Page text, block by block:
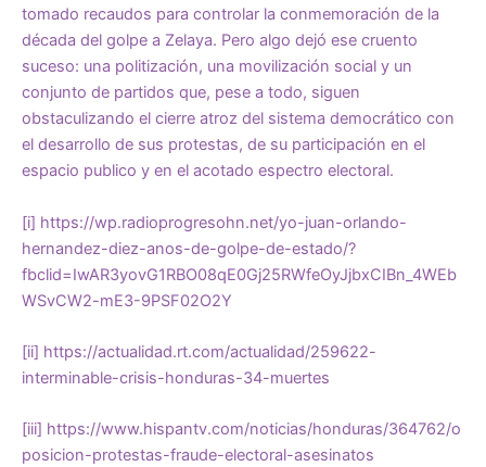
tomado recaudos para controlar la conmemoración de la
década del golpe a Zelaya. Pero algo dejó ese cruento
suceso: una politización, una movilización social y un
conjunto de partidos que, pese a todo, siguen
obstaculizando el cierre atroz del sistema democrático con
el desarrollo de sus protestas, de su participación en el
espacio publico y en el acotado espectro electoral.
[i] https://wp.radioprogresohn.net/yo-juan-orlando-
hernandez-diez-anos-de-golpe-de-estado/?
fbclid=IwAR3yovG1RBO08qE0Gj25RWfeOyJjbxCIBn_4WEb
WSvCW2-mE3-9PSF02O2Y
[ii] https://actualidad.rt.com/actualidad/259622-
interminable-crisis-honduras-34-muertes
[iii] https://www.hispantv.com/noticias/honduras/364762/o
posicion-protestas-fraude-electoral-asesinatos